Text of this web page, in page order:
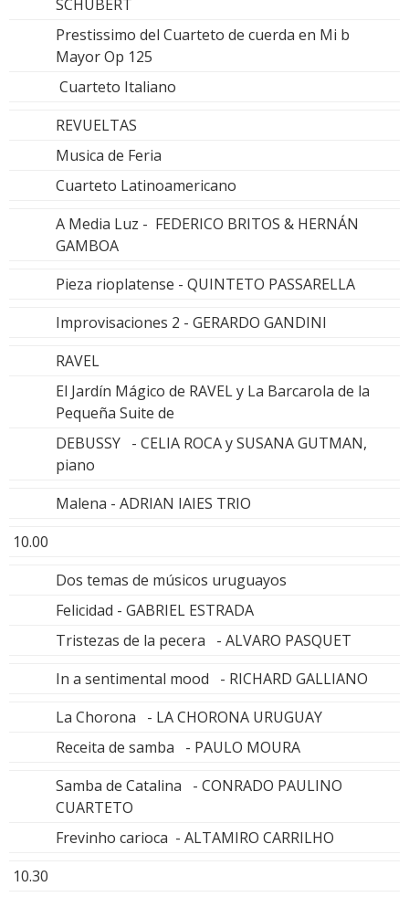
SCHUBERT
Prestissimo del Cuarteto de cuerda en Mi b
Mayor Op 125
Cuarteto Italiano
REVUELTAS
Musica de Feria
Cuarteto Latinoamericano
A Media Luz - FEDERICO BRITOS & HERNÁN
GAMBOA
Pieza rioplatense - QUINTETO PASSARELLA
Improvisaciones 2 - GERARDO GANDINI
RAVEL
El Jardín Mágico de RAVEL y La Barcarola de la
Pequeña Suite de
DEBUSSY - CELIA ROCA y SUSANA GUTMAN,
piano
Malena - ADRIAN IAIES TRIO
10.00
Dos temas de músicos uruguayos
Felicidad - GABRIEL ESTRADA
Tristezas de la pecera - ALVARO PASQUET
In a sentimental mood - RICHARD GALLIANO
La Chorona - LA CHORONA URUGUAY
Receita de samba - PAULO MOURA
Samba de Catalina - CONRADO PAULINO
CUARTETO
Frevinho carioca - ALTAMIRO CARRILHO
10.30